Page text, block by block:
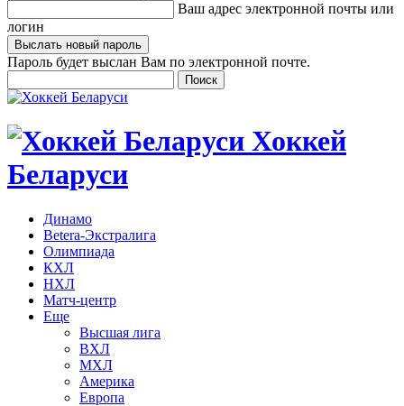
Ваш адрес электронной почты или
логин
Пароль будет выслан Вам по электронной почте.
Хоккей
Беларуси
Динамо
Betera-Экстралига
Олимпиада
КХЛ
НХЛ
Матч-центр
Еще
Высшая лига
ВХЛ
МХЛ
Америка
Европа